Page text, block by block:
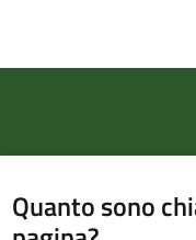
Quanto sono